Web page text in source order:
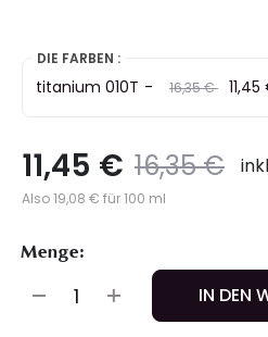
DIE FARBEN :
titanium 010T - Preis
16,35 €to
Preis
16,35 €to
11,45 €
Also 19,08 € für 100 ml
Menge:
IN DEN